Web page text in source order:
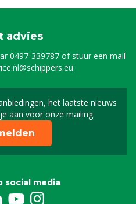
tbv Solo 442 rugspuit
advies
0497-339787of stuur een mail
het laatste nieuws
aan voor onze mailing.
Schrijf je in voor onze
social media